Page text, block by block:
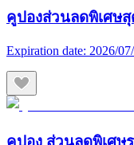
คูปองส่วนลดพิเศษ
Expiration date: 2026/